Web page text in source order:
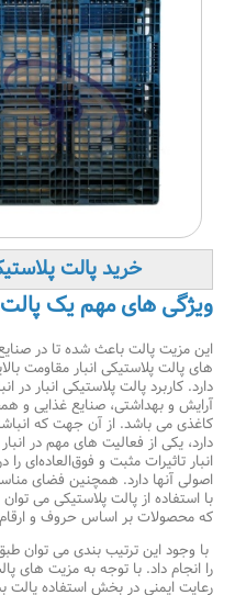
خرید پالت
ویژگی های مهم یک پالت
این مزیت پالت باعث شده تا در
های پالت پلاستیکی انبار مقاومت
دارد. کاربرد پالت پلاستیکی انبار در
آرایش و بهداشتی، صنایع غذایی و
کاغذی می باشد. از آن جهت که
دارد، یکی از فعالیت های مهم در
انبار تاثیرات مثبت و فوق‌العاده‌ای
اصولی آنها دارد. همچنین فضای
با استفاده از پالت پلاستیکی می
که محصولات بر اساس حروف و
با وجود این ترتیب بندی می توان
را انجام داد. با توجه به مزیت های
رعایت ایمنی در بخش استفاده پالت